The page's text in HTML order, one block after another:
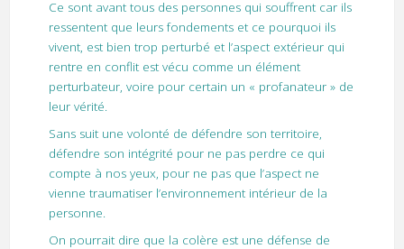
Ce sont avant tous des personnes qui souffrent car ils
ressentent que leurs fondements et ce pourquoi ils
vivent, est bien trop perturbé et l’aspect extérieur qui
rentre en conflit est vécu comme un élément
perturbateur, voire pour certain un « profanateur » de
leur vérité.
Sans suit une volonté de défendre son territoire,
défendre son intégrité pour ne pas perdre ce qui
compte à nos yeux, pour ne pas que l’aspect ne
vienne traumatiser l’environnement intérieur de la
personne.
On pourrait dire que la colère est une défense de